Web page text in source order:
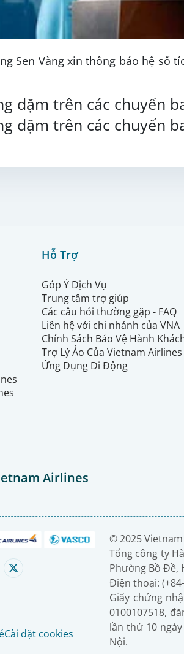
Sen Vàng xin thông báo hệ số
dặm trên các chuyến
dặm trên các chuyến
Hỗ Trợ
Góp Ý Dịch Vụ
Trung tâm trợ giúp
Các câu hỏi thường gặp - FAQ
Liên hệ với chi nhánh của VNA
Chính Sách Bảo Vệ Hành
Trợ Lý Ảo Của Vietnam Airlines
Ứng Dụng Di Động
Airlines
Cài đặt cookies
© 2025 Vietnam
Tổng công ty
Phường Bồ Đề,
Điện thoại:
Giấy chứng
0100107518,
lần thứ 10
Nội.